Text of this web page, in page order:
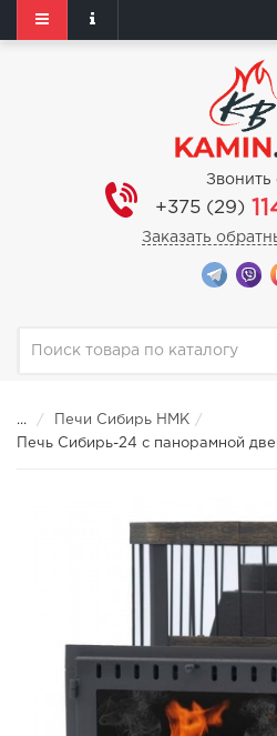
Звонить
+375 (29)
Заказать
...
Печи Сибирь НМК
Печь Сибирь-24 с панорамной